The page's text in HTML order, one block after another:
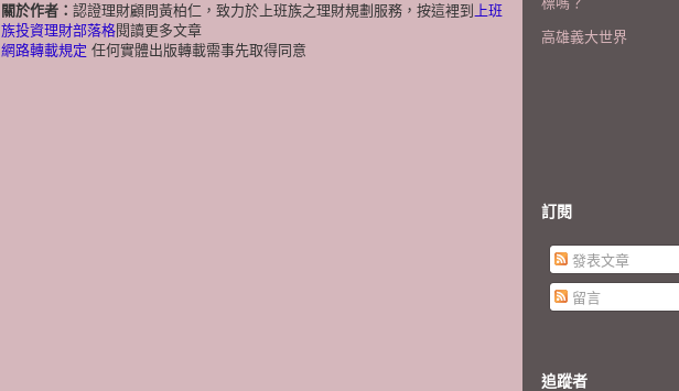
關於作者： 認證理財顧問黃柏仁，致力於上班族之理財規劃服務，按這裡到 上班
族投資理財部落格閱讀更多文章
網路轉載規定 任何實體出版轉載需事先取得同意
高雄義大世界
訂閱
發表文章
留言
追蹤者